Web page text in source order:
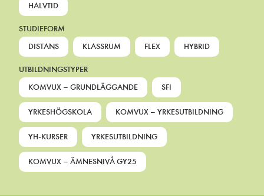
HALVTID
STUDIEFORM
DISTANS
KLASSRUM FLEX HYBRID
UTBILDNINGSTYPER
KOMVUX – GRUNDLÄGGANDE
SFI
YRKESHÖGSKOLA KOMVUX – YRKESUTBILDNING
YH-KURSER YRKESUTBILDNING
KOMVUX – ÄMNESNIVÅ GY25